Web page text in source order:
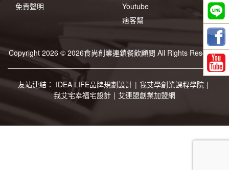
免責聲明
Youtube
痞客幫
Copyright 2026 © 2026食尚創業連鎖餐飲顧問 All Rights Reserved
友站連結： IDEA LIFE品牌規劃設計 | 我艾學創業課程學院 |
我艾宅幸福宅設計 | 艾連盟創業加盟網